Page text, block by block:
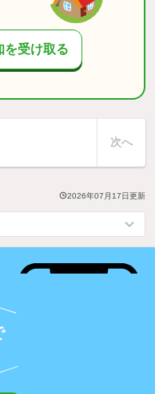
を受け取る
次へ
2026年07月17日更新